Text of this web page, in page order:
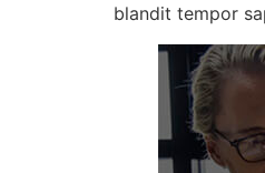
blandit tempor